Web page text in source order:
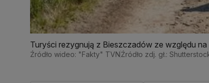
Turyści rezygnują z Bieszczadów ze względu
Źródło wideo: "Fakty" TVNŹródło zdj. gł.: